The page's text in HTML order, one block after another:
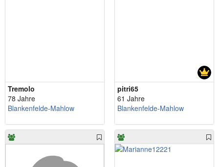
Tremolo
78 Jahre
Blankenfelde-Mahlow
pitri65
61 Jahre
Blankenfelde-Mahlow